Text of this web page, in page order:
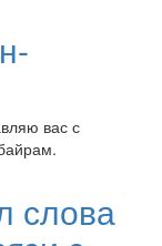
вас с
слова